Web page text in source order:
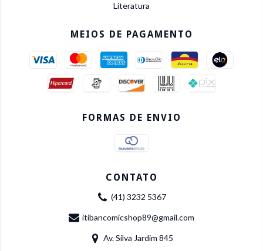
Literatura
MEIOS DE PAGAMENTO
FORMAS DE ENVIO
CONTATO
(41) 3232 5367
itibancomicshop89@gmail.com
Av. Silva Jardim 845